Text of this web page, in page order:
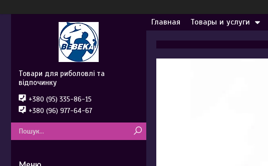
Главная Товары и услуги
Товари для риболовлі та
відпочинку
+380 (95) 335-86-15
+380 (96) 977-64-67